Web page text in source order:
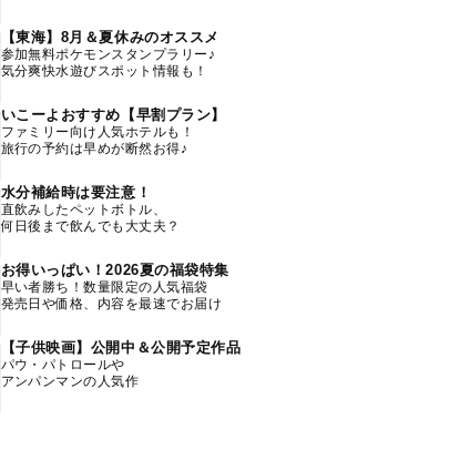
【東海】8月＆夏休みのオススメ
参加無料ポケモンスタンプラリー♪
気分爽快水遊びスポット情報も！
いこーよおすすめ【早割プラン】
ファミリー向け人気ホテルも！
旅行の予約は早めが断然お得♪
水分補給時は要注意！
直飲みしたペットボトル、
何日後まで飲んでも大丈夫？
お得いっぱい！2026夏の福袋特集
早い者勝ち！数量限定の人気福袋
発売日や価格、内容を最速でお届け
【子供映画】公開中＆公開予定作品
パウ・パトロールや
アンパンマンの人気作